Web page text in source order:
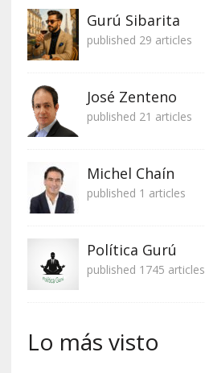
Gurú Sibarita
published 29 articles
José Zenteno
published 21 articles
Michel Chaín
published 1 articles
Política Gurú
published 1745 articles
Lo más visto